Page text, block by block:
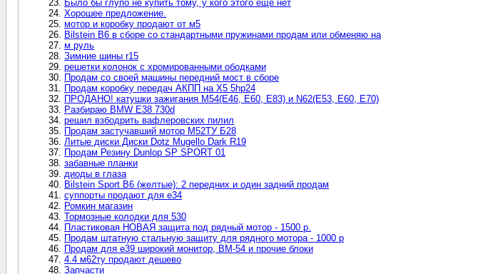
Было бы глупо не купить тому, у кого этого еще нет
Хорошее предложение.
мотор и коробку продают от м5
Bilstein B6 в сборе со стандартными пружинами продам или обменяю на
м руль
Зимние шины r15
решетки колонок с хромированными ободками
Продам со своей машины передний мост в сборе
Продам коробку передач АКПП на Х5 5hp24
ПРОДАНО! катушки зажигания M54(E46, E60, E83) и N62(E53, E60, E70)
Разбираю BMW E38 730d
решил взбодрить вафлеровских пилил
Продам застучавший мотор М52ТУ Б28
Литые диски Диски Dotz Mugello Dark R19
Продам Резину Dunlop SP SPORT 01
забавные планки
диоды в глаза
Bilstein Sport B6 (желтые): 2 передних и один задний продам
суппорты продают для е34
Ромкин магазин
Тормозные колодки для 530
Пластиковая НОВАЯ защита под рядный мотор - 1500 р.
Продам штатную стальную защиту для рядного мотора - 1000 р
Продам для е39 широкий монитор, ВМ-54 и прочие блоки
4.4 м62ту продают дешево
Запчасти